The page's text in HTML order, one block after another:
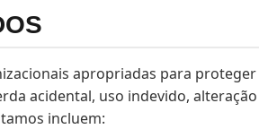
apropriadas para
acidental, uso indevido,
incluem: